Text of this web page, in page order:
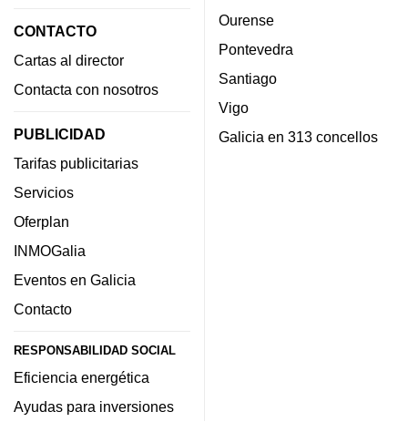
CONTACTO
Cartas al director
Contacta con nosotros
PUBLICIDAD
Tarifas publicitarias
Servicios
Oferplan
INMOGalia
Eventos en Galicia
Contacto
RESPONSABILIDAD SOCIAL
Eficiencia energética
Ayudas para inversiones
Ourense
Pontevedra
Santiago
Vigo
Galicia en 313 concellos